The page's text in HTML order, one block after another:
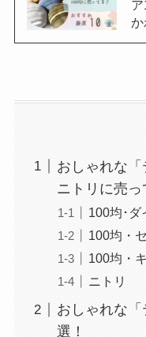
か
おしゃれな
ニトリに売っ
100均･ダ
100均・
100均・
ニトリ
おしゃれな
選！